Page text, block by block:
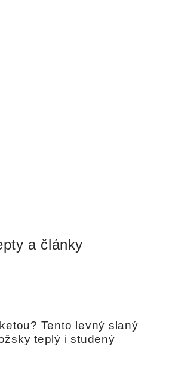
a články
Tento levný slaný
teplý i studený